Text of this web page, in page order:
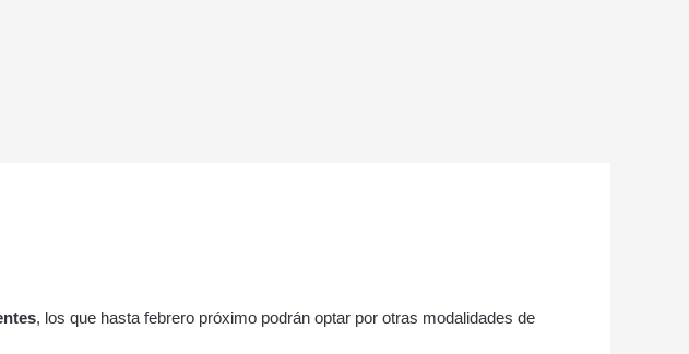
, los que hasta febrero próximo podrán optar por otras modalidades de